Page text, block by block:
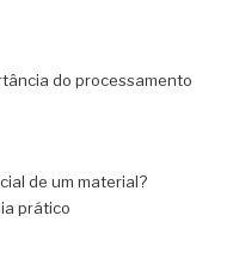
do processamento
de um material?
prático